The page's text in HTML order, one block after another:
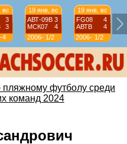
вс
3
3
4
19 янв, вс
АВТ-09B 3
МСК07
4
2006-
07
1/2
19 янв, вс
FG08
4
АВТВ
4
2006-
07
1/2
пляжному футболу среди
команд 2024